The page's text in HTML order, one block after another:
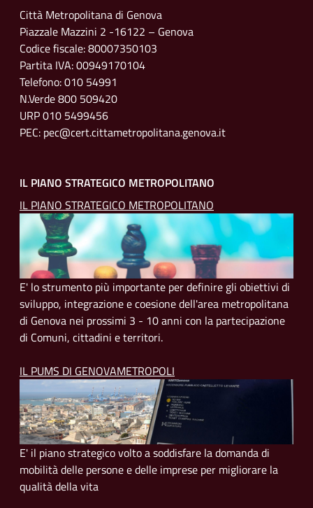
Città Metropolitana di Genova
Piazzale Mazzini 2 -16122 – Genova
Codice fiscale: 80007350103
Partita IVA: 00949170104
Telefono: 010 54991
N.Verde 800 509420
URP 010 5499456
PEC: pec@cert.cittametropolitana.genova.it
IL PIANO STRATEGICO METROPOLITANO
IL PIANO STRATEGICO METROPOLITANO
E' lo strumento più importante per definire gli obiettivi di
sviluppo, integrazione e coesione dell'area metropolitana
di Genova nei prossimi 3 - 10 anni con la partecipazione
di Comuni, cittadini e territori.
IL PUMS DI GENOVAMETROPOLI
E' il piano strategico volto a soddisfare la domanda di
mobilità delle persone e delle imprese per migliorare la
qualità della vita